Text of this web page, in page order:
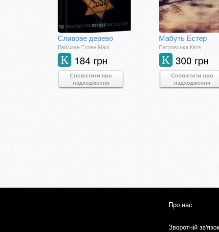
Сливове дерево
Вайсман Еллен Марі
184 грн
К
Сповістити про
надходження
Мабуть Естер
Петровська Катя
300 грн
К
Сповістити про
надходження
Про нас
Зворотній зв'язок